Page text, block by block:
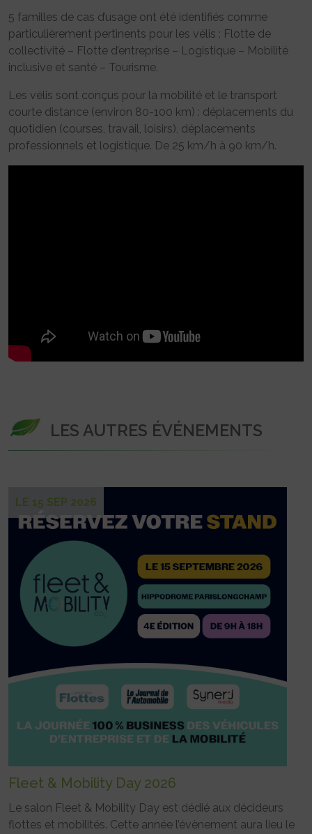
5 familles de cas d’usage ont été identifiés comme
particulièrement pertinents pour les vélis : Flotte de
collectivité – Flotte d’entreprise – Logistique – Mobilité
inclusive et santé – Tourisme.
Les vélis sont conçus pour la mobilité et le transport
courte distance (environ 80-100 km) : déplacements du
quotidien (courses, travail, loisirs), déplacements
professionnels et logistique. De 25 km/h à 90 km/h.
LES AUTRES ÉVÉNEMENTS
LE 15 SEP 2026
Fleet & Mobility Day 2026
Le salon Fleet & Mobility Day est dédié aux décideurs
flottes et mobilités. Cette année l’évènement aura lieu le